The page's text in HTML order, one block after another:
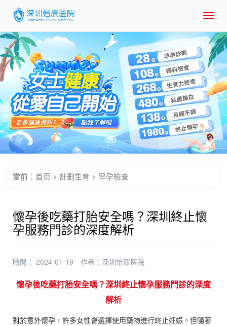
當前： 首页 > 計劃生育 > 早孕檢查
懷孕後吃藥打胎安全嗎？深圳終止懷
孕服務門診的深度解析
時間： 2024-01-19 作者： 深圳怡康医院
懷孕後吃藥打胎安全嗎？深圳終止懷孕服務門診的深度
解析
對於意外懷孕，許多女性會選擇使用藥物進行終止妊娠。但隨著